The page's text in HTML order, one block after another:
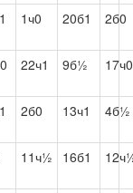
1ч0 20б1 2б0
22ч1 9б½ 17ч0
2б0 13ч1 4б½
11ч½ 16б1